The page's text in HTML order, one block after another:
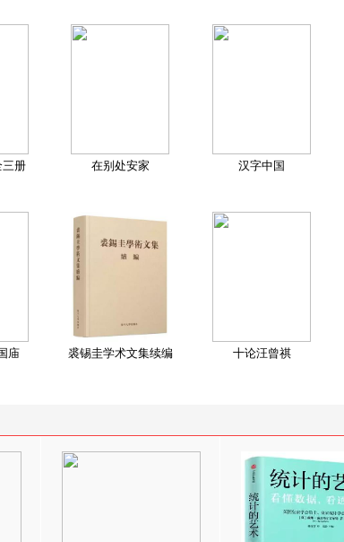
册 在别处安家 汉字中国
庙 裘锡圭学术文集续编 十论汪曾祺